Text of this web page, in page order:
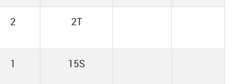
2 2T
1 15S